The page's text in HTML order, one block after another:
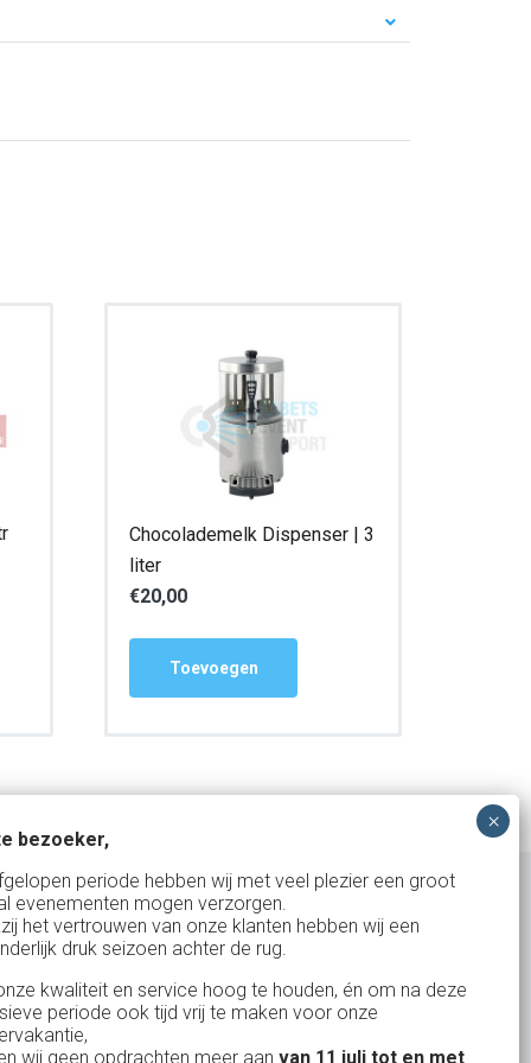
Chocolademelk Dispenser | 3
liter
€20,00
Toevoegen
Uw partner in:
Evenementen verhuur
bezoeker,
periode hebben wij met veel plezier een groot
evenementen mogen verzorgen.
het vertrouwen van onze klanten hebben wij een
druk seizoen achter de rug.
kwaliteit en service hoog te houden, én om na deze
periode ook tijd vrij te maken voor onze
wij geen opdrachten meer aan van 11 juli tot en met